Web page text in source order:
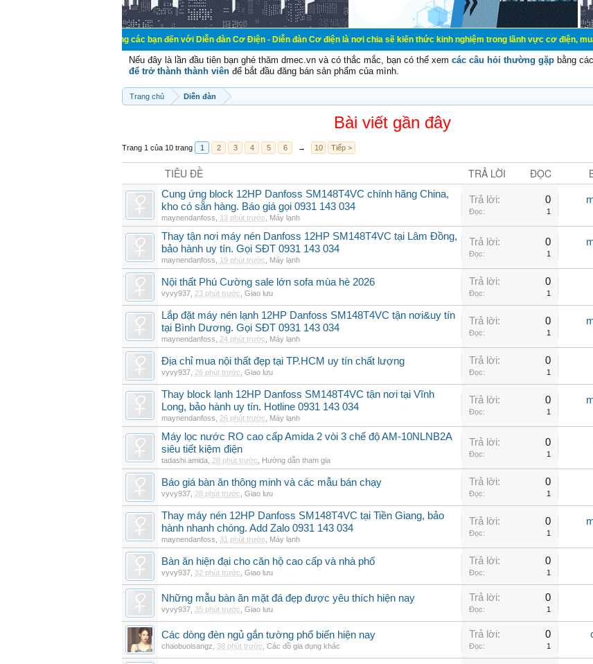
Chào mừng các bạn đến với Diễn đàn Cơ Điện - Diễn đàn Cơ điện là nơi chia sẽ kiến thức kinh nghiệm trong lãnh vực cơ điện, mua
Nếu đây là lần đầu tiên bạn ghé thăm dmec.vn và có thắc mắc, bạn có thể xem các câu hỏi thường gặp bằng
để trở thành thành viên để bắt đầu đăng bán sản phẩm của mình.
Trang chủ Diễn đàn
Bài viết gần đây
Trang 1 của 10 trang 1 2 3 4 5 6 → 10 Tiếp >
TIÊU ĐỀ TRẢ LỜI ĐỌC
Cung ứng block 12HP Danfoss SM148T4VC chính hãng China,
kho có sẵn hàng. Báo giá gọi 0931 143 034
maynendanfoss 13 phút trước Máy lạnh
Trả lời: 0
Đọc: 1
Thay tận nơi máy nén Danfoss 12HP SM148T4VC tại Lâm Đồng,
bảo hành uy tín. Gọi SĐT 0931 143 034
maynendanfoss 19 phút trước Máy lạnh
Trả lời: 0
Đọc: 1
Nội thất Phú Cường sale lớn sofa mùa hè 2026
vyvy937 23 phút trước Giao lưu
Trả lời: 0
Đọc: 1
Lắp đặt máy nén lạnh 12HP Danfoss SM148T4VC tận nơi&uy tín
tại Bình Dương. Gọi SĐT 0931 143 034
maynendanfoss 24 phút trước Máy lạnh
Trả lời: 0
Đọc: 1
Địa chỉ mua nội thất đẹp tại TP.HCM uy tín chất lượng
vyvy937 26 phút trước Giao lưu
Trả lời: 0
Đọc: 1
Thay block lạnh 12HP Danfoss SM148T4VC tận nơi tại Vĩnh
Long, bảo hành uy tín. Hotline 0931 143 034
maynendanfoss 26 phút trước Máy lạnh
Trả lời: 0
Đọc: 1
Máy lọc nước RO cao cấp Amida 2 vòi 3 chế độ AM-10NLNB2A
siêu tiết kiệm điện
tadashi.amida 28 phút trước Hướng dẫn tham gia
Trả lời: 0
Đọc: 1
Báo giá bàn ăn thông minh và các mẫu bán chạy
vyvy937 28 phút trước Giao lưu
Trả lời: 0
Đọc: 1
Thay máy nén 12HP Danfoss SM148T4VC tại Tiền Giang, bảo
hành nhanh chóng. Add Zalo 0931 143 034
maynendanfoss 31 phút trước Máy lạnh
Trả lời: 0
Đọc: 1
Bàn ăn hiện đại cho căn hộ cao cấp và nhà phố
vyvy937 32 phút trước Giao lưu
Trả lời: 0
Đọc: 1
Những mẫu bàn ăn mặt đá đẹp được yêu thích hiện nay
vyvy937 35 phút trước Giao lưu
Trả lời: 0
Đọc: 1
Các dòng đèn ngủ gắn tường phổ biến hiện nay
chaobuoisangz 38 phút trước Các đồ gia dụng khác
Trả lời: 0
Đọc: 1